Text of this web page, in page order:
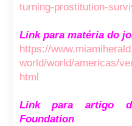
turning-prostitution-
Link para matéria do
https://
world/world/americas/
html
Link para artigo
Foundation